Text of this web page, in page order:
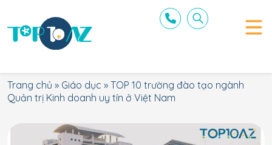
Trang chủ » Giáo dục » TOP 10 trường đào tạo ngành
Quản trị Kinh doanh uy tín ở Việt Nam